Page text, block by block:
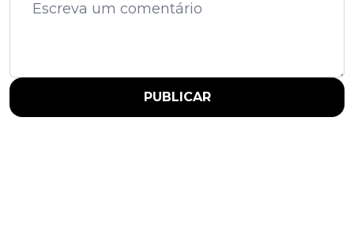
PUBLICAR